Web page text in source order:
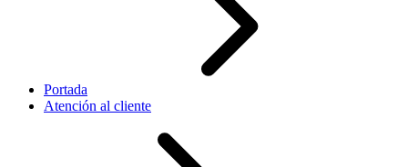
Portada
Atención al cliente